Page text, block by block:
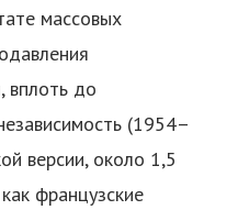
массовых
вплоть до
(1954–
версии, около 1,5
французские